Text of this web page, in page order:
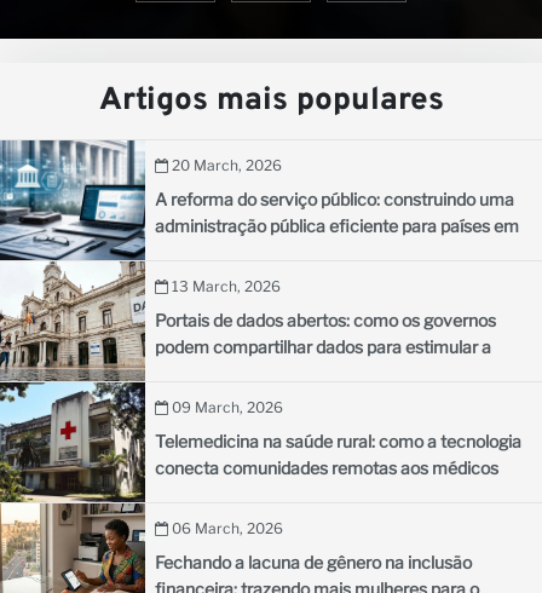
Artigos mais populares
20 March, 2026
A reforma do serviço público: construindo uma
administração pública eficiente para países em
13 March, 2026
Portais de dados abertos: como os governos
podem compartilhar dados para estimular a
09 March, 2026
Telemedicina na saúde rural: como a tecnologia
conecta comunidades remotas aos médicos
06 March, 2026
Fechando a lacuna de gênero na inclusão
financeira: trazendo mais mulheres para o